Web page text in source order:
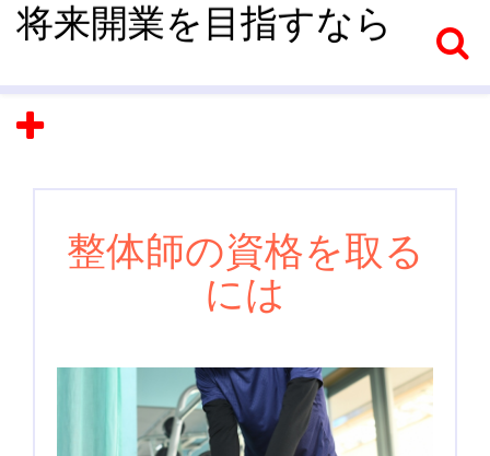
将来開業を目指すなら
整体師の資格を取る
には